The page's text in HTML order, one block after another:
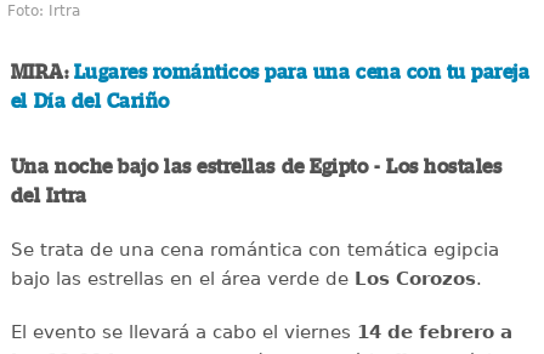
Foto: Irtra
MIRA:Lugares románticos para una cena con tu pareja
el Día del Cariño
Una noche bajo las estrellas de Egipto - Los hostales
del Irtra
Se trata de una cena romántica con temática egipcia
bajo las estrellas en el área verde de Los Corozos.
El evento se llevará a cabo el viernes 14 de febrero a